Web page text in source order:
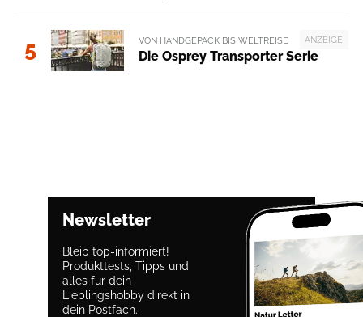
5 ANZEIGE
VON HANDGEPÄCK BIS WELTREISE
Die Osprey Transporter Serie
Newsletter
Bleib top-informiert!
Produkttests, Tipps und
alles für dein
Lieblingshobby direkt in
dein Postfach.